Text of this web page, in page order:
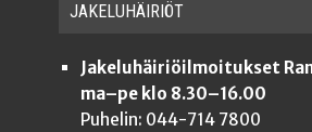
JAKE­LU­HÄI­RIÖT
Jakeluhäiriöilmoitukset
ma–pe klo 8.30–16.00
Puhelin: 044-714 7800